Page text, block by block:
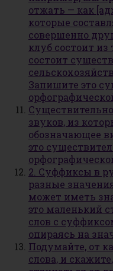
отжать — как
которые
совершенно
клуб состоит
состоит
Запишите это
звуков, из
обозначающее
это
2. Суффиксы в
разные
может иметь
это маленький
слов с
опираясь на
Подумайте, от
слова, и